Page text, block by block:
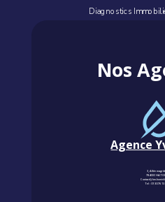
Diagnostics
Nos
Agence
3, Allée
78400
Contact@km-
Tel :01 30 76 13